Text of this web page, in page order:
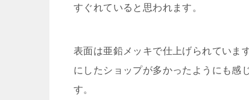
すぐれていると思われます。
表面は亜鉛メッキで仕上げられていま
にしたショップが多かったようにも感
す。